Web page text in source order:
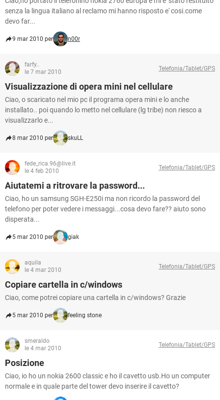
senza la lingua italiano al reclamo mi hanno risposto e' cosi.come
devo far...
9 mar 2010 per n00r
farfy..
le 7 mar 2010
Telefonia/Tablet/GPS
Visualizzazione di opera mini nel cellulare
Ciao, o scaricato nel mio pc il programa opera mini e lo anche
installato.. poi quando lo metto nel cellulare (lg tribe) non riesco a
visualizzarlo e...
8 mar 2010 per skuLL
fede_rica.96@live.it
le 4 feb 2010
Telefonia/Tablet/GPS
Aiutatemi a ritrovare la password...
Ciao, ho un samsung SGH-E250i ma non ricordo la password del
telefono per poter vedere i messaggi...cosa devo fare?? aiuto sono
disperata...
5 mar 2010 per giak
aquila
le 4 mar 2010
Telefonia/Tablet/GPS
Copiare cartella in c/windows
Ciao, come potrei copiare una cartella in c/windows? Grazie
5 mar 2010 per feeling stone
smeraldo
le 4 mar 2010
Telefonia/Tablet/GPS
Posizione
Ciao, io ho un nokia 2600 classic e ho il cavetto usb.Ho un computer
normale e in quale parte del tower devo inserire il cavetto?